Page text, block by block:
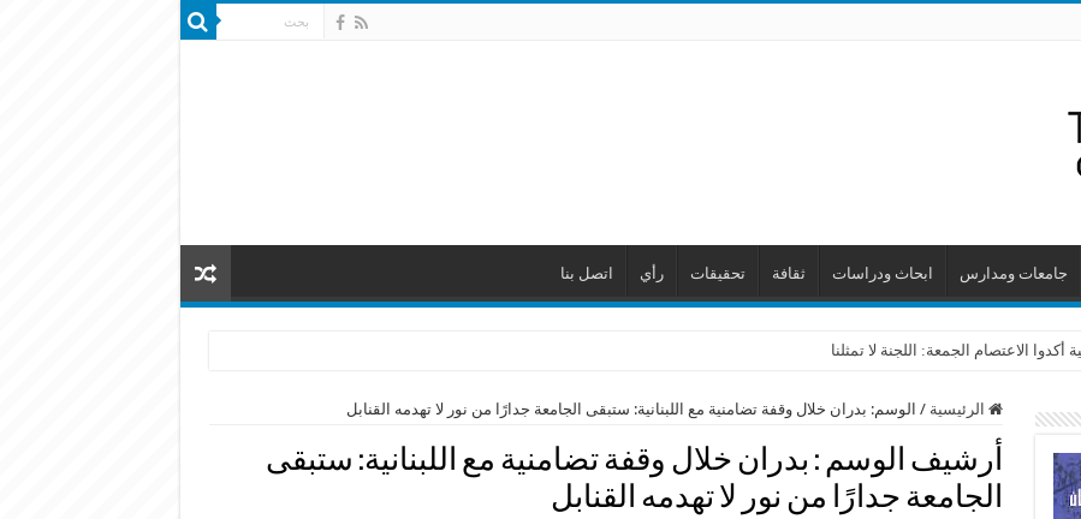
جامعات ومدارس ابحاث ودراسات ثقافة تحقيقات رأي اتصل بنا
أكدوا الاعتصام الجمعة: اللجنة لا تمثلنا
الرئيسية / الوسم: بدران خلال وقفة تضامنية مع اللبنانية: ستبقى الجامعة جدارًا من نور لا تهدمه القنابل
أرشيف الوسم : بدران خلال وقفة تضامنية مع اللبنانية: ستبقى
الجامعة جدارًا من نور لا تهدمه القنابل